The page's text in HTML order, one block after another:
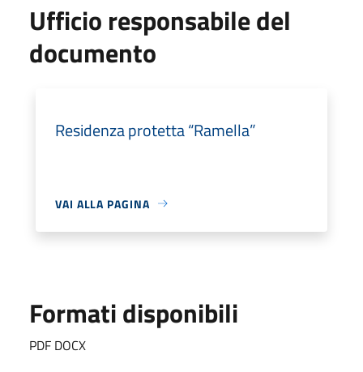
Ufficio responsabile del
documento
Residenza protetta “Ramella”
VAI ALLA PAGINA
Formati disponibili
PDF DOCX